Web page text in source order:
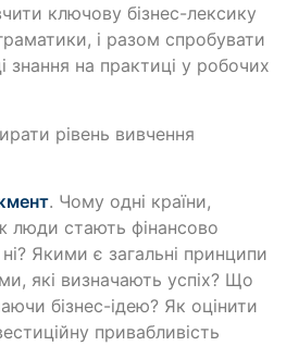
ключову бізнес-лексику
і разом спробувати
знання на практиці у робочих
рівень вивчення
. Чому одні країни,
люди стають фінансово
Якими є загальні принципи
які визначають успіх? Що
бізнес-ідею? Як оцінити
привабливість